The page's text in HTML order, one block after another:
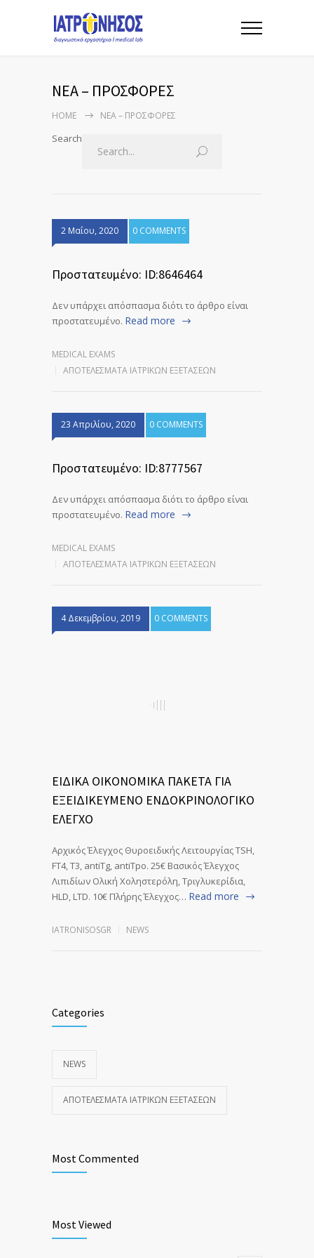
ΝΕΑ – ΠΡΟΣΦΟΡΕΣ
HOME ΝΕΑ – ΠΡΟΣΦΟΡΕΣ
Search
2 Μαΐου, 2020 0 COMMENTS
Πρoστατευμένο: ID:8646464
Δεν υπάρχει απόσπασμα διότι το άρθρο είναι
προστατευμένο. Read more
MEDICAL EXAMS
ΑΠΟΤΕΛΈΣΜΑΤΑ ΙΑΤΡΙΚΏΝ ΕΞΕΤΆΣΕΩΝ
23 Απριλίου, 2020 0 COMMENTS
Πρoστατευμένο: ID:8777567
Δεν υπάρχει απόσπασμα διότι το άρθρο είναι
προστατευμένο. Read more
MEDICAL EXAMS
ΑΠΟΤΕΛΈΣΜΑΤΑ ΙΑΤΡΙΚΏΝ ΕΞΕΤΆΣΕΩΝ
4 Δεκεμβρίου, 2019 0 COMMENTS
ΕΙΔΙΚΑ ΟΙΚΟΝΟΜΙΚΑ ΠΑΚΕΤΑ ΓΙΑ
ΕΞΕΙΔΙΚΕΥΜΕΝΟ ΕΝΔΟΚΡΙΝΟΛΟΓΙΚΟ
ΕΛΕΓΧΟ
Αρχικός Έλεγχος Θυροειδικής Λειτουργίας TSH,
FT4, T3, antiTg, antiTpo. 25€ Βασικός Έλεγχος
Λιπιδίων Ολική Χοληστερόλη, Τριγλυκερίδια,
HLD, LTD. 10€ Πλήρης Έλεγχος… Read more
IATRONISOSGR NEWS
Categories
NEWS
ΑΠΟΤΕΛΈΣΜΑΤΑ ΙΑΤΡΙΚΏΝ ΕΞΕΤΆΣΕΩΝ
Most Commented
Most Viewed